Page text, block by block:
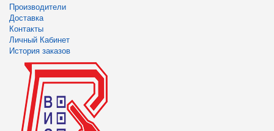
Производители
Доставка
Контакты
Личный Кабинет
История заказов